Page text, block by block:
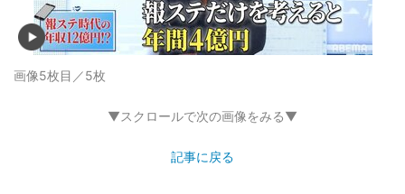
画像5枚目／5枚
▼スクロールで次の画像をみる▼
記事に戻る